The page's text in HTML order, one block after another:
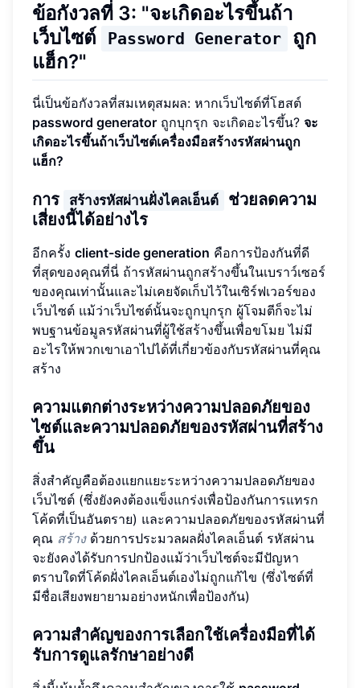
ข้อกังวลที่ 3: "จะเกิดอะไรขึ้นถ้า
เว็บไซต์
Password Generator
ถูก
แฮ็ก?"
นี่เป็นข้อกังวลที่สมเหตุสมผล: หากเว็บไซต์ที่โฮสต์
password generator ถูกบุกรุก จะเกิดอะไรขึ้น? จะ
เกิดอะไรขึ้นถ้าเว็บไซต์เครื่องมือสร้างรหัสผ่านถูก
แฮ็ก?
การ สร้างรหัสผ่านฝั่งไคลเอ็นต์
ช่วยลดความ
เสี่ยงนี้ได้อย่างไร
อีกครั้ง client-side generation คือการป้องกันที่ดี
ที่สุดของคุณที่นี่ ถ้ารหัสผ่านถูกสร้างขึ้นในเบราว์เซอร์
ของคุณเท่านั้นและไม่เคยจัดเก็บไว้ในเซิร์ฟเวอร์ของ
เว็บไซต์ แม้ว่าเว็บไซต์นั้นจะถูกบุกรุก ผู้โจมตีก็จะไม่
พบฐานข้อมูลรหัสผ่านที่ผู้ใช้สร้างขึ้นเพื่อขโมย ไม่มี
อะไรให้พวกเขาเอาไปได้ที่เกี่ยวข้องกับรหัสผ่านที่คุณ
สร้าง
ความแตกต่างระหว่างความปลอดภัยของ
ไซต์และความปลอดภัยของรหัสผ่านที่สร้าง
ขึ้น
สิ่งสำคัญคือต้องแยกแยะระหว่างความปลอดภัยของ
เว็บไซต์ (ซึ่งยังคงต้องแข็งแกร่งเพื่อป้องกันการแทรก
โค้ดที่เป็นอันตราย) และความปลอดภัยของรหัสผ่านที่
คุณ สร้างด้วยการประมวลผลฝั่งไคลเอ็นต์ รหัสผ่าน
จะยังคงได้รับการปกป้องแม้ว่าเว็บไซต์จะมีปัญหา
ตราบใดที่โค้ดฝั่งไคลเอ็นต์เองไม่ถูกแก้ไข (ซึ่งไซต์ที่
มีชื่อเสียงพยายามอย่างหนักเพื่อป้องกัน)
ความสำคัญของการเลือกใช้เครื่องมือที่ได้
รับการดูแลรักษาอย่างดี